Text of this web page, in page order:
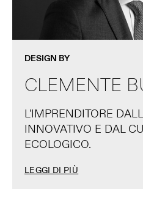
DESIGN BY
CLEMENTE
L'IMPRENDITORE
INNOVATIVO E DAL
ECOLOGICO.
LEGGI DI PIÙ